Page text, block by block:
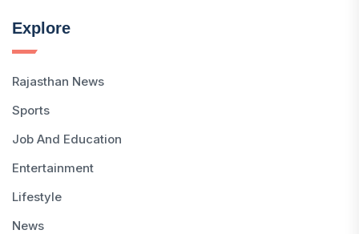
Explore
Rajasthan News
Sports
Job And Education
Entertainment
Lifestyle
News